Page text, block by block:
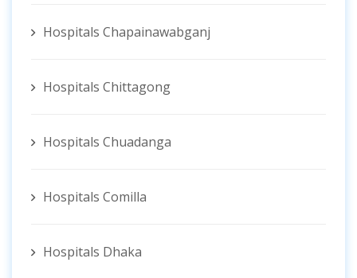
Hospitals Chapainawabganj
Hospitals Chittagong
Hospitals Chuadanga
Hospitals Comilla
Hospitals Dhaka